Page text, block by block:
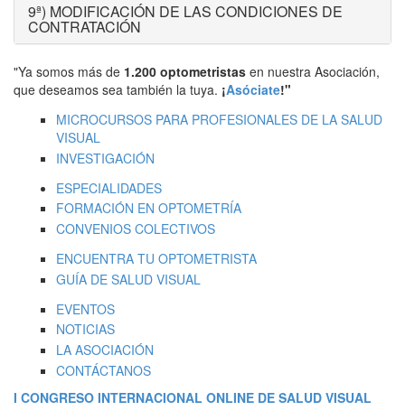
9ª) MODIFICACIÓN DE LAS CONDICIONES DE
CONTRATACIÓN
"Ya somos más de 1.200 optometristas en nuestra Asociación,
que deseamos sea también la tuya. ¡Asóciate!"
MICROCURSOS PARA PROFESIONALES DE LA SALUD
VISUAL
INVESTIGACIÓN
ESPECIALIDADES
FORMACIÓN EN OPTOMETRÍA
CONVENIOS COLECTIVOS
ENCUENTRA TU OPTOMETRISTA
GUÍA DE SALUD VISUAL
EVENTOS
NOTICIAS
LA ASOCIACIÓN
CONTÁCTANOS
I CONGRESO INTERNACIONAL ONLINE DE SALUD VISUAL